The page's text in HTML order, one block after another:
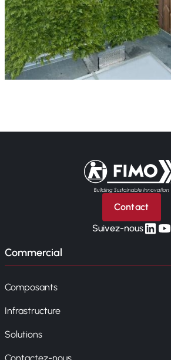
Retour à l'accueil
Contact
Suivez-nouslinkedin
yt
Commercial
Composants
Infrastructure
Solutions